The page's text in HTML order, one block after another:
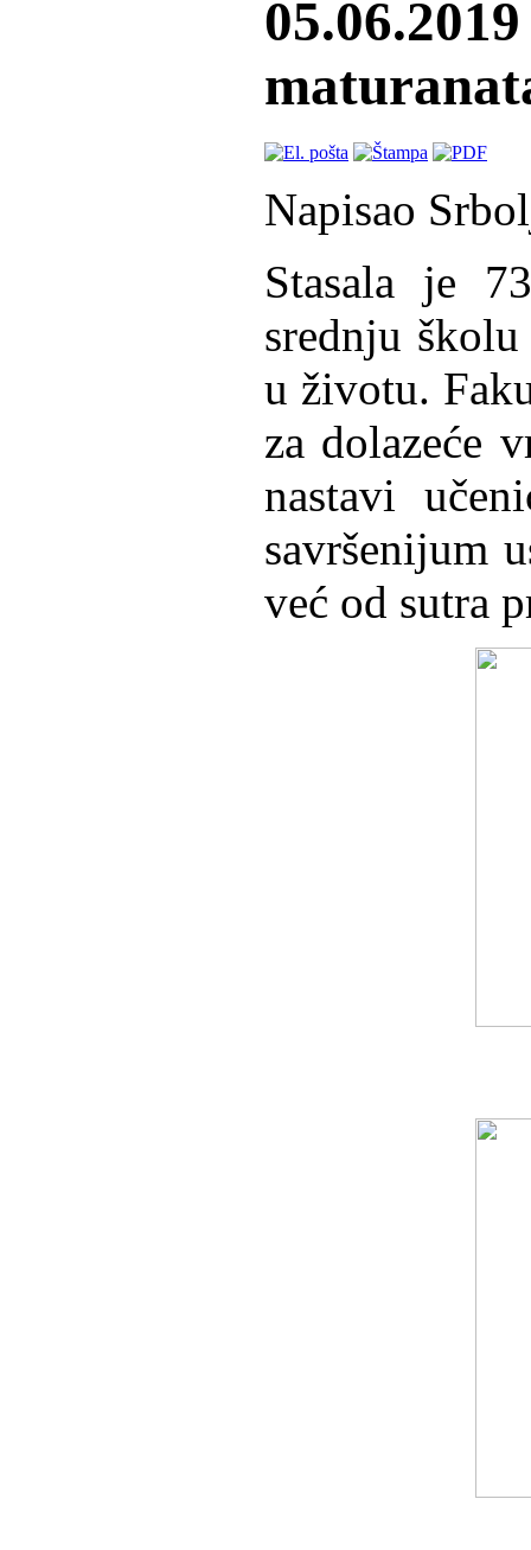
Napisao
Stasala je
srednju
u životu.
za dolazeće
nastavi
savršenijum
već od sutra